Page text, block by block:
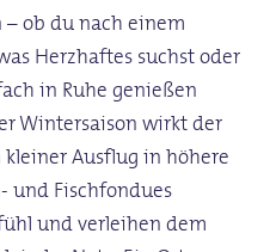
ob du nach einem
Herzhaftes suchst oder
in Ruhe genießen
Wintersaison wirkt der
Ausflug in höhere
und Fischfondues
und verleihen dem